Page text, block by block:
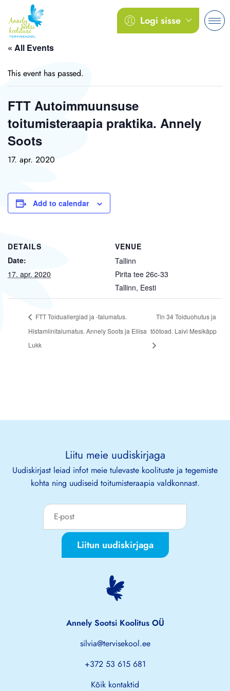
Logi sisse
« All Events
This event has passed.
FTT Autoimmuunsuse
toitumisteraapia praktika. Annely
Soots
17. apr. 2020
Add to calendar
DETAILS
Date:
17. apr. 2020
VENUE
Tallinn
Pirita tee 26c-33
Tallinn, Eesti
FTT Toiduallergiad ja -talumatus.
Histamiinitalumatus. Annely Soots ja Eliisa
Lukk
Tln 34 Toiduohutus ja
töötoad. Laivi Mesikäpp
Liitu meie uudiskirjaga
Uudiskirjast leiad infot meie tulevaste koolituste ja tegemiste
kohta ning uudiseid toitumisteraapia valdkonnast.
Liitun uudiskirjaga
Annely Sootsi Koolitus OÜ
silvia@tervisekool.ee
+372 53 615 681
Kõik kontaktid